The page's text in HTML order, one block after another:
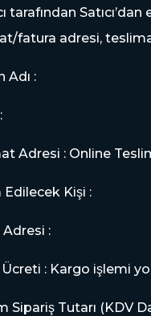
tarafından
fatura adresi,
Adı :
Adresi : Online
Edilecek Kişi :
Adresi :
: Kargo işlemi
Sipariş Tutarı (KDV